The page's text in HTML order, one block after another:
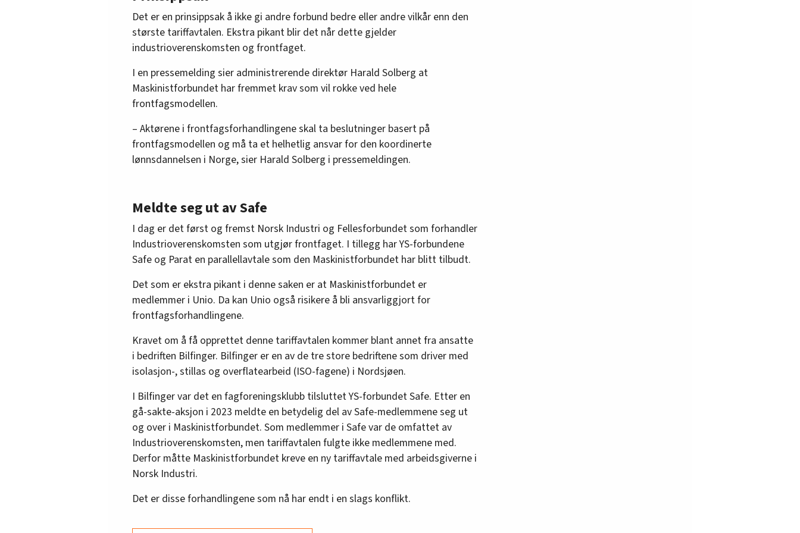
Det er en prinsippsak å ikke gi andre forbund bedre eller andre vilkår enn den
største tariffavtalen. Ekstra pikant blir det når dette gjelder
industrioverenskomsten og frontfaget.
I en pressemelding sier administrerende direktør Harald Solberg at
Maskinistforbundet har fremmet krav som vil rokke ved hele
frontfagsmodellen.
– Aktørene i frontfagsforhandlingene skal ta beslutninger basert på
frontfagsmodellen og må ta et helhetlig ansvar for den koordinerte
lønnsdannelsen i Norge, sier Harald Solberg i pressemeldingen.
Meldte seg ut av Safe
I dag er det først og fremst Norsk Industri og Fellesforbundet som forhandler
Industrioverenskomsten som utgjør frontfaget. I tillegg har YS-forbundene
Safe og Parat en parallellavtale som den Maskinistforbundet har blitt tilbudt.
Det som er ekstra pikant i denne saken er at Maskinistforbundet er
medlemmer i Unio. Da kan Unio også risikere å bli ansvarliggjort for
frontfagsforhandlingene.
Kravet om å få opprettet denne tariffavtalen kommer blant annet fra ansatte
i bedriften Bilfinger. Bilfinger er en av de tre store bedriftene som driver med
isolasjon-, stillas og overflatearbeid (ISO-fagene) i Nordsjøen.
I Bilfinger var det en fagforeningsklubb tilsluttet YS-forbundet Safe. Etter en
gå-sakte-aksjon i 2023 meldte en betydelig del av Safe-medlemmene seg ut
og over i Maskinistforbundet. Som medlemmer i Safe var de omfattet av
Industrioverenskomsten, men tariffavtalen fulgte ikke medlemmene med.
Derfor måtte Maskinistforbundet kreve en ny tariffavtale med arbeidsgiverne i
Norsk Industri.
Det er disse forhandlingene som nå har endt i en slags konflikt.